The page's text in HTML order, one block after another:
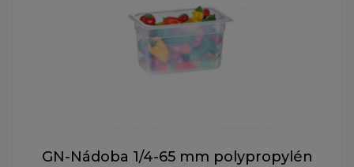
GN-Nádoba 1/4-65 mm polypropylén